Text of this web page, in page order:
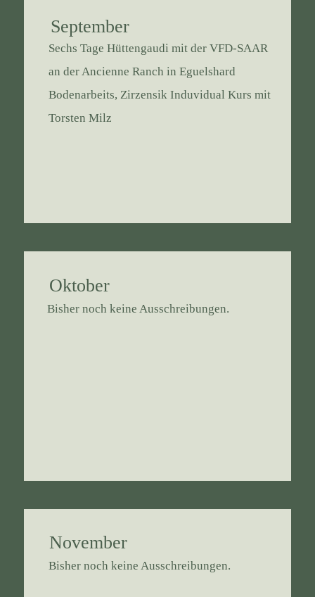
September
Sechs Tage Hüttengaudi mit der VFD-SAAR
an der Ancienne Ranch in Eguelshard
Bodenarbeits, Zirzensik Induvidual Kurs mit
Torsten Milz
November
Oktober
Bisher noch keine Ausschreibungen.
Bisher noch keine Ausschreibungen.